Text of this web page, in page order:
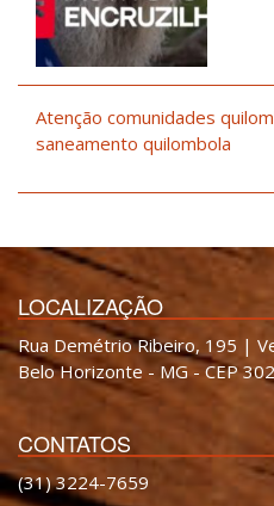
Atenção comunidades
saneamento quilombola
LOCALIZAÇÃO
Rua Demétrio Ribeiro, 195 |
Belo Horizonte - MG - CEP
CONTATOS
(31) 3224-7659